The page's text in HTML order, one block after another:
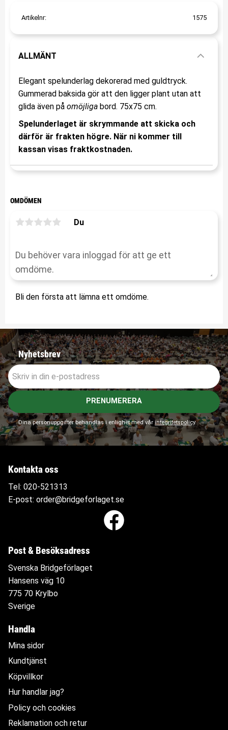
Artikelnr 1575
ALLMÄNT
Elegant spelunderlag dekorerad med guldtryck.
Gummerad baksida gör att den ligger plant utan att
glida även på omöjliga bord. 75x75 cm.
Spelunderlaget är skrymmande att skicka och
därför är frakten högre. När ni kommer till
kassan visas fraktkostnaden.
OMDÖMEN
Du
Bli den första att lämna ett omdöme.
Nyhetsbrev
PRENUMERERA
Dina personuppgifter behandlas i enlighet med vår integritetspolicy.
Kontakta oss
Tel: 020-521313
E-post: order@bridgeforlaget.se
Post & Besöksadress
Svenska Bridgeförlaget
Hansens väg 10
775 70 Krylbo
Sverige
Handla
Mina sidor
Kundtjänst
Köpvillkor
Hur handlar jag?
Policy och cookies
Reklamation och retur